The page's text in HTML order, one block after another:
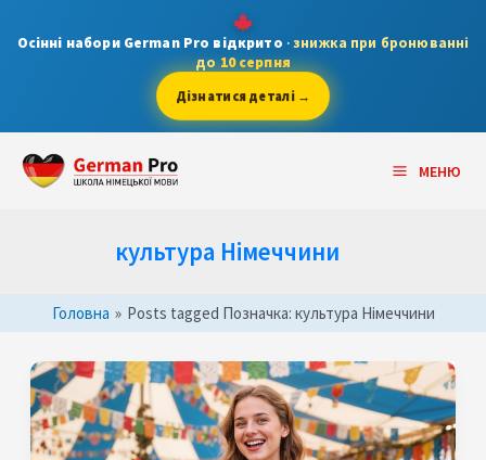
Осінні набори German Pro відкрито ·знижка при бронюванні
до10 серпня
Дізнатися деталі →
Main
МЕНЮ
культура Німеччини
Головна » Posts tagged Позначка: культура Німеччини